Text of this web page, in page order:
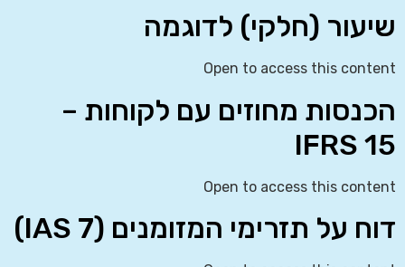
שיעור (חלקי) לדוגמה
Open to access this content
הכנסות מחוזים עם לקוחות –
IFRS 15
Open to access this content
דוח על תזרימי המזומנים (IAS 7)